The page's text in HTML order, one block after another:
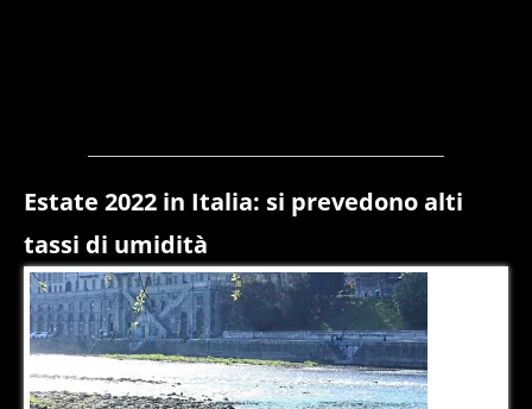
Estate 2022 in Italia: si prevedono alti
tassi di umidità